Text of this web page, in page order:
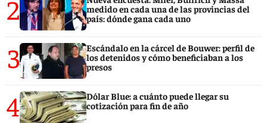
2
medido en cada una de las provincias del
país: dónde gana cada uno
3
Escándalo en la cárcel de Bouwer: perfil de
los detenidos y cómo beneficiaban a los
presos
4
Dólar Blue: a cuánto puede llegar su
cotización para fin de año